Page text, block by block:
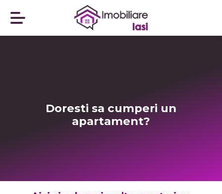
Doresti sa cumperi un
apartament?